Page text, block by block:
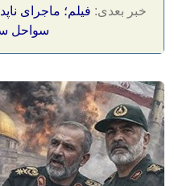
خبر بعدی: فیلم؛ ماجرای
سواحل